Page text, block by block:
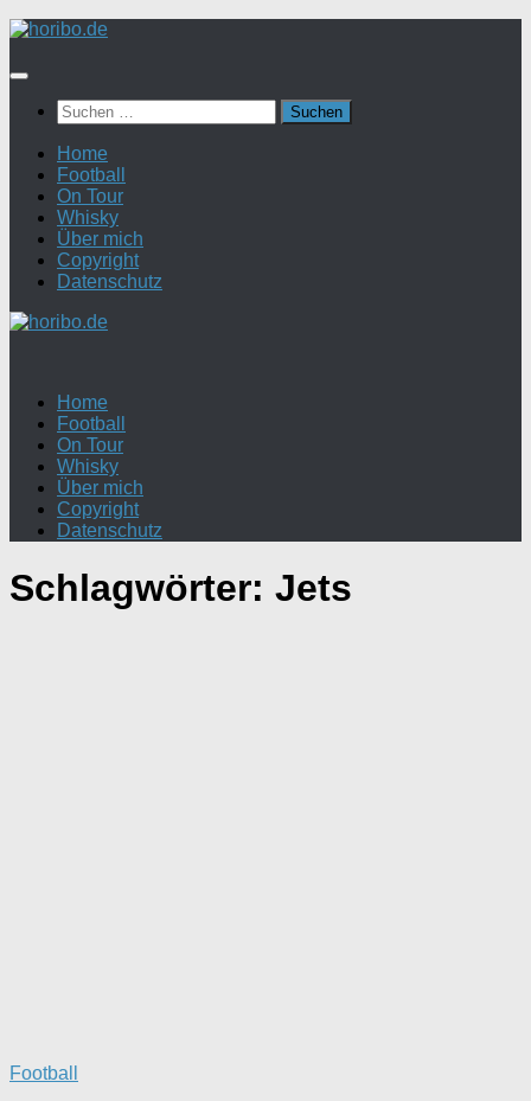
Zum
springen
Suchen
nach:
Home
Football
On Tour
Whisky
Über mich
Copyright
Datenschutz
Home
Football
On Tour
Whisky
Über mich
Copyright
Datenschutz
Schlagwörter: Jets
Football